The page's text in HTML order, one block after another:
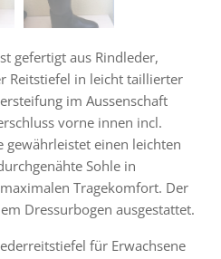
gefertigt aus Rindleder,
Reitstiefel in leicht taillierter
im Aussenschaft
vorne innen incl.
gewährleistet einen leichten
Sohle in
Tragekomfort. Der
Dressurbogen ausgestattet.
für Erwachsene